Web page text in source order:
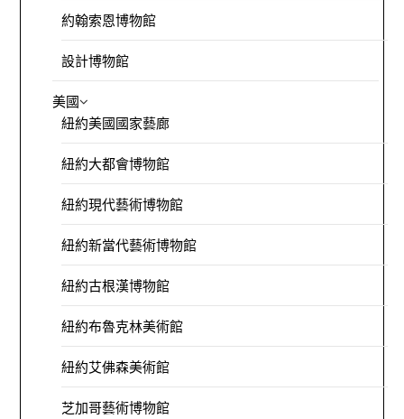
約翰索恩博物館
設計博物館
美國
紐約美國國家藝廊
紐約大都會博物館
紐約現代藝術博物館
紐約新當代藝術博物館
紐約古根漢博物館
紐約布魯克林美術館
紐約艾佛森美術館
芝加哥藝術博物館